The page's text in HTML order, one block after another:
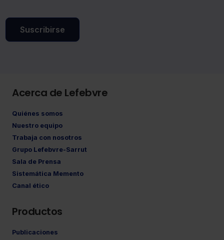
Suscribirse
Acerca de Lefebvre
Quiénes somos
Nuestro equipo
Trabaja con nosotros
Grupo Lefebvre-Sarrut
Sala de Prensa
Sistemática Memento
Canal ético
Productos
Publicaciones